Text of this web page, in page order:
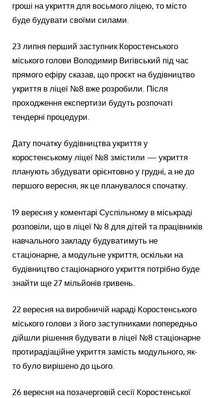
гроші на укриття для восьмого ліцею, то місто
буде будувати своїми силами.
23 липня перший заступник Коростенського
міського голови Володимир Вигівський під час
прямого ефіру сказав, що проєкт на будівництво
укриття в ліцеї №8 вже розробили. Після
проходження експертизи будуть розпочаті
тендерні процедури.
Дату початку будівництва укриття у
коростенському ліцеї №8 змістили — укриття
планують збудувати орієнтовно у грудні, а не до
першого вересня, як це планувалося спочатку.
19 вересня у коментарі Суспільному в міськраді
розповіли, що в ліцеї № 8 для дітей та працівників
навчального закладу будуватимуть не
стаціонарне, а модульне укриття, оскільки на
будівництво стаціонарного укриття потрібно буде
знайти ще 27 мільйонів гривень.
22 вересня на виробничій нараді Коростенського
міського голови з його заступниками попередньо
дійшли рішення будувати в ліцеї №8 стаціонарне
протирадіаційне укриття замість модульного, як-
то було вирішено до цього.
26 вересня на позачерговій сесії Коростенської